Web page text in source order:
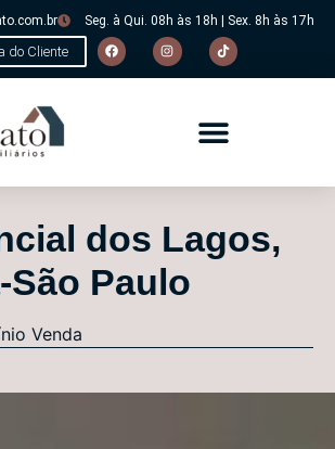
Seg. à Qui. 08h às 18h | Sex. 8h às 17h
do Cliente
dos Lagos,
São Paulo
Venda